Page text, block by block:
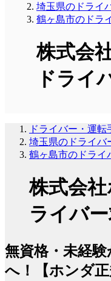
埼玉県のドライ
鶴ヶ島市のドラ
株式会
ドライ
ドライバー・運転
埼玉県のドライバ
鶴ヶ島市のドライ
株式会
ライバ
無資格・未経
へ！【ホンダ